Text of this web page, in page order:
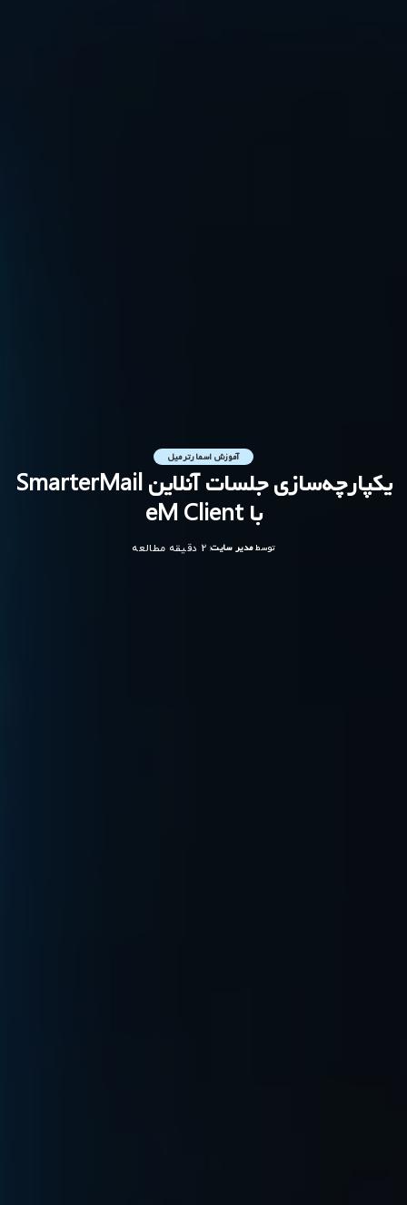
آموزش اسمارترمیل
یکپارچه‌سازی جلسات آنلاین SmarterMail
با eM Client
ارسال
توسطمدیر سایت 2 دقیقه مطالعه